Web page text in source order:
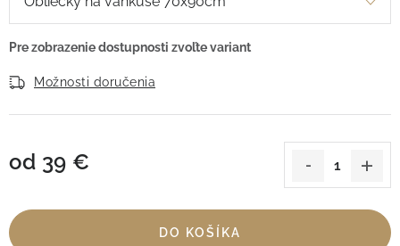
Možnosti doručenia
od 39 €
DO KOŠÍKA